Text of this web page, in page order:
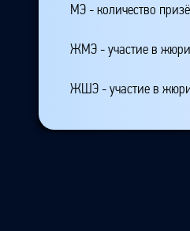
МЭ - количество
ЖМЭ - участие в
ЖШЭ - участие в